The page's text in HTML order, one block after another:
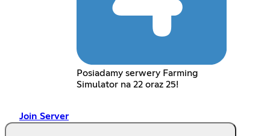
Posiadamy serwery Farming
Simulator na 22 oraz 25!
Join Server